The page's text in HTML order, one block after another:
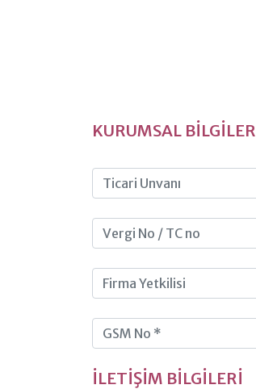
KURUMSAL BİLGİLER
İLETİŞİM BİLGİLERİ